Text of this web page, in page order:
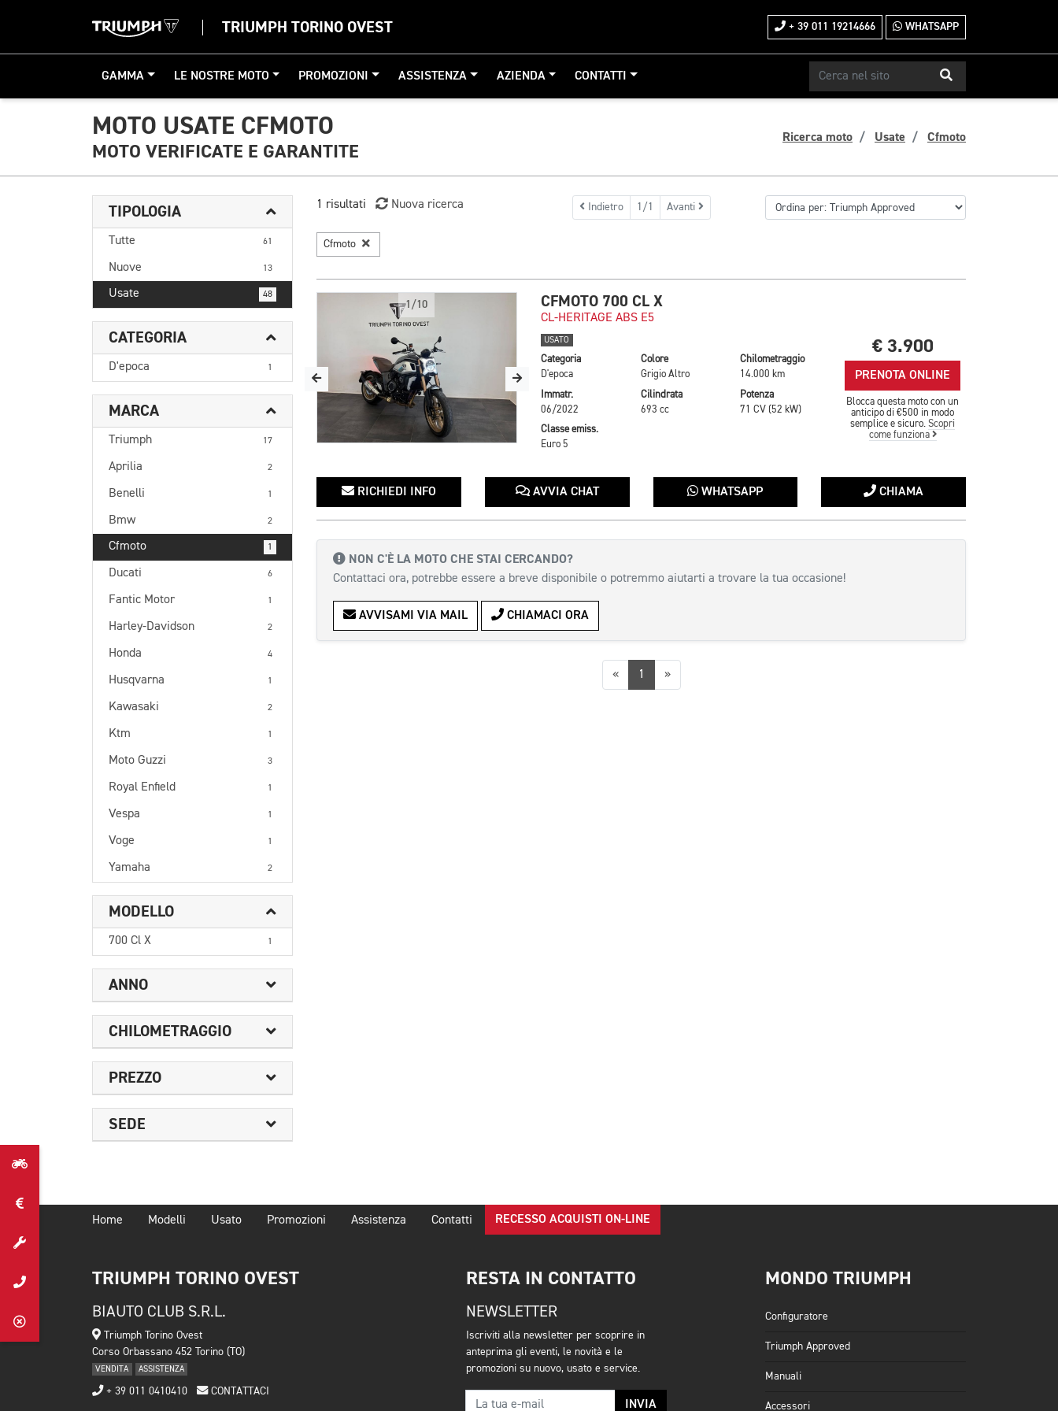
TRIUMPH TORINO OVEST + 39 011 19214666 WHATSAPP
GAMMA LE NOSTRE MOTO PROMOZIONI ASSISTENZA AZIENDA CONTATTI
MOTO USATE CFMOTO
MOTO VERIFICATE E GARANTITE
Ricerca moto Usate Cfmoto
TIPOLOGIA
Tutte 61
Nuove 13
Usate 48
CATEGORIA
D'epoca 1
MARCA
Triumph 17
Aprilia 2
Benelli 1
Bmw 2
Cfmoto 1
Ducati 6
Fantic Motor 1
Harley-Davidson 2
Honda 4
Husqvarna 1
Kawasaki 2
Ktm 1
Moto Guzzi 3
Royal Enfield 1
Vespa 1
Voge 1
Yamaha 2
MODELLO
700 Cl X 1
ANNO
CHILOMETRAGGIO
PREZZO
SEDE
1 risultati Nuova ricerca Indietro 1/1 Avanti
Cfmoto
1/10 CFMOTO 700 CL X
CL-HERITAGE ABS E5
USATO
Categoria
D'epoca
Colore
Grigio Altro
Chilometraggio
14.000 km
Immatr.
06/2022
Cilindrata
693 cc
Potenza
71 CV (52 kW)
Classe emiss.
Euro 5
€ 3.900
PRENOTA ONLINE
Blocca questa moto con un
anticipo di €500 in modo
semplice e sicuro.Scopri
come funziona
RICHIEDI INFO AVVIA CHAT WHATSAPP CHIAMA
NON C'È LA MOTO CHE STAI CERCANDO?
Contattaci ora, potrebbe essere a breve disponibile o potremmo aiutarti a trovare la tua occasione!
AVVISAMI VIA MAIL CHIAMACI ORA
«Precedente
1 »Successiva
Home Modelli Usato Promozioni Assistenza Contatti RECESSO ACQUISTI ON-LINE
TRIUMPH TORINO OVEST
BIAUTO CLUB S.R.L.
Triumph Torino Ovest
Corso Orbassano 452 Torino (TO)
VENDITA ASSISTENZA
+ 39 011 0410410 CONTATTACI
RESTA IN CONTATTO
NEWSLETTER
Iscriviti alla newsletter per scoprire in
anteprima gli eventi, le novità e le
promozioni su nuovo, usato e service.
INVIA
MONDO TRIUMPH
Configuratore
Triumph Approved
Manuali
Accessori